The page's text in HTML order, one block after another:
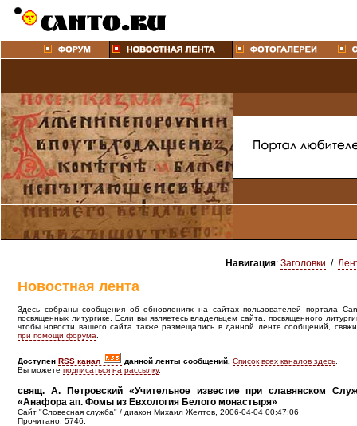
Навигация: Заголовки /
Новостная лента
Здесь собраны сообщения об обновлениях на сайтах пользователей портала
посвященных литургике. Если вы являетесь владельцем сайта, посвященного
чтобы новости вашего сайта также размещались в данной ленте сообщений,
при помощи форума
Доступен RSS канал данной ленты сообщений. Список всех каналов здесь
Вы можете подписаться на рассылку.
свящ. А. Петровский «Учительное известие при славянском
«Анафора ап. Фомы из Евхология Белого монастыря»
Сайт "Словесная служба" / диакон Михаил Желтов, 2006-04-04 00:47:06
Прочитано: 5746.